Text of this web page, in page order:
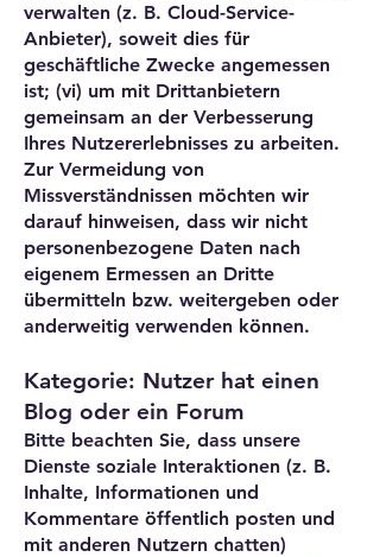
verwalten (z. B. Cloud-Service-
Anbieter), soweit dies für
geschäftliche Zwecke angemessen
ist; (vi) um mit Drittanbietern
gemeinsam an der Verbesserung
Ihres Nutzererlebnisses zu arbeiten.
Zur Vermeidung von
Missverständnissen möchten wir
darauf hinweisen, dass wir nicht
personenbezogene Daten nach
eigenem Ermessen an Dritte
übermitteln bzw. weitergeben oder
anderweitig verwenden können.
Kategorie: Nutzer hat einen
Blog oder ein Forum
Bitte beachten Sie, dass unsere
Dienste soziale Interaktionen (z. B.
Inhalte, Informationen und
Kommentare öffentlich posten und
mit anderen Nutzern chatten)